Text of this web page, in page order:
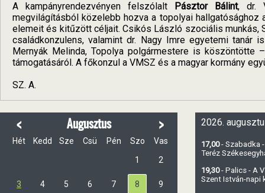
A kampányrendezvényen felszólalt Pásztor Bálint, dr.
megvilágításból közelebb hozva a topolyai
elemeit és kitűzött céljait. Csikós László szociális
családkonzulens, valamint dr. Nagy Imre egyetemi
Mernyák Melinda, Topolya polgármestere is köszöntötte
támogatásáról. A főkonzul a VMSZ és a magyar kormány
SZ. A.
< Augusztus >
Hét Kedd Sze Csü Pén Szo
Vas
1
2
3 4 5 6 7 8 9
2026.
17,00- Szabadka
Teréz
19,30- Palics - A
Szent István-napi